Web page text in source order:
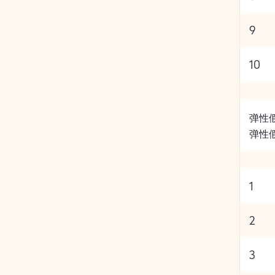
9
10
弹性
弹性
1
2
3